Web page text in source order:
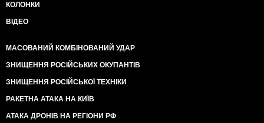
КОЛОНКИ
ВІДЕО
МАСОВАНИЙ КОМБІНОВАНИЙ УДАР
ЗНИЩЕННЯ РОСІЙСЬКИХ ОКУПАНТІВ
ЗНИЩЕННЯ РОСІЙСЬКОЇ ТЕХНІКИ
РАКЕТНА АТАКА НА КИЇВ
АТАКА ДРОНІВ НА РЕГІОНИ РФ